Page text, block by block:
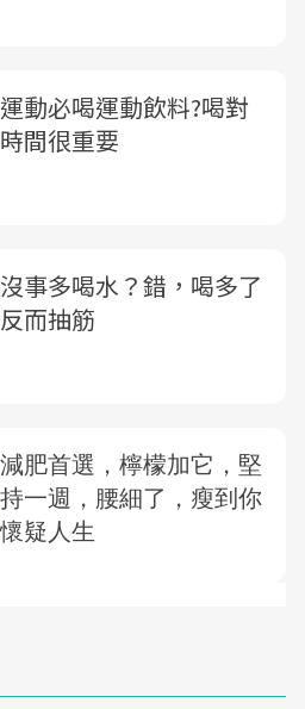
運動必喝運動飲料?喝對
時間很重要
沒事多喝水？錯，喝多了
反而抽筋